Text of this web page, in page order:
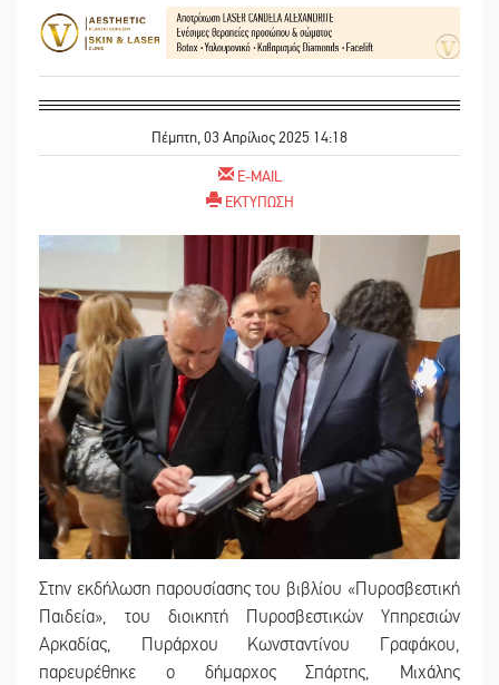
Πέμπτη, 03 Απρίλιος 2025 14:18
E-MAIL
ΕΚΤΥΠΩΣΗ
Στην εκδήλωση παρουσίασης του βιβλίου «Πυροσβεστική
Παιδεία», του διοικητή Πυροσβεστικών Υπηρεσιών
Αρκαδίας, Πυράρχου Κωνσταντίνου Γραφάκου,
παρευρέθηκε ο δήμαρχος Σπάρτης, Μιχάλης